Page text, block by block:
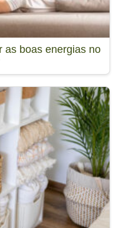
as boas energias no